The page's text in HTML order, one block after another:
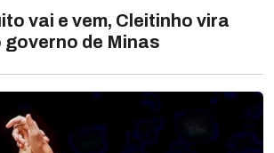
vai e vem, Cleitinho vira
de Minas